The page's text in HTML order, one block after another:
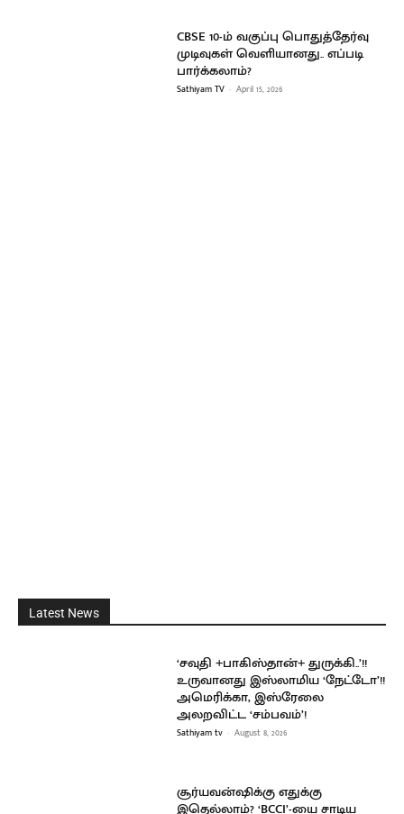
CBSE 10-ம் வகுப்பு பொதுத்தேர்வு
முடிவுகள் வெளியானது.. எப்படி
பார்க்கலாம்?
Sathiyam TV - April 15, 2026
Latest News
‘சவுதி +பாகிஸ்தான்+ துருக்கி..’!!
உருவானது இஸ்லாமிய ‘நேட்டோ’!!
அமெரிக்கா, இஸ்ரேலை
அலறவிட்ட ‘சம்பவம்’!
Sathiyam tv - August 8, 2026
சூர்யவன்ஷிக்கு எதுக்கு
இதெல்லாம்? ‘BCCI’-யை சாடிய